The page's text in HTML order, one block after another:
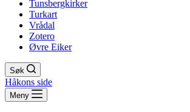
Tunsbergkirker
Turkart
Vrådal
Zotero
Øvre Eiker
Søk
Håkons side
Meny